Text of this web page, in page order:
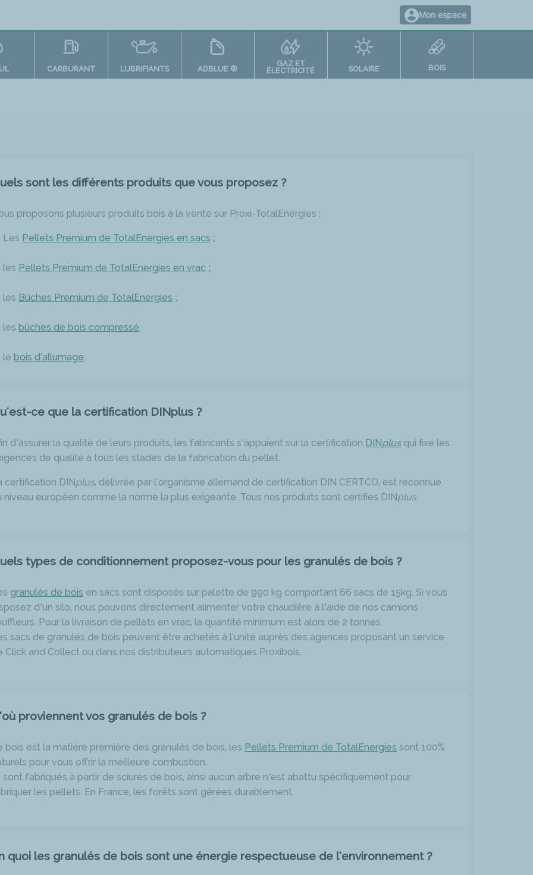
Mon espace
CARBURANT LUBRIFIANTS ADBLUE ®
GAZ ET
ÉLECTRICITÉ
SOLAIRE BOIS
sont les différents produits que vous proposez ?
proposons plusieurs produits bois à la vente sur Proxi-TotalEnergies :
Les Pellets Premium de TotalEnergies en sacs ;
les Pellets Premium de TotalEnergies en vrac ;
les Bûches Premium de TotalEnergies ;
lesbûches de bois compressé
lebois d'allumage
ce que la certification DINplus ?
d’assurer la qualité de leurs produits, les fabricants s’appuient sur la certification DINplusqui fixe les
de qualité à tous les stades de la fabrication du pellet.
certification DINplus, délivrée par l'organisme allemand de certification DIN CERTCO, est reconnue
niveau européen comme la norme la plus exigeante. Tous nos produits sont certifiés DINplus.
types de conditionnement proposez-vous pour les granulés de bois ?
granulés de bois en sacs sont disposés sur palette de 990 kg comportant 66 sacs de 15kg. Si vous
d’un silo, nous pouvons directement alimenter votre chaudière à l’aide de nos camions
Pour la livraison de pellets en vrac, la quantité minimum est alors de 2 tonnes.
sacs de granulés de bois peuvent être achetés à l'unité auprès des agences proposant un service
Click and Collect ou dans nos distributeurs automatiques Proxibois.
proviennent vos granulés de bois ?
bois est la matière première des granulés de bois, les Pellets Premium de TotalEnergies sont 100%
pour vous offrir la meilleure combustion.
sont fabriqués à partir de sciures de bois, ainsi aucun arbre n’est abattu spécifiquement pour
les pellets. En France, les forêts sont gérées durablement.
quoi les granulés de bois sont une énergie respectueuse de l’environnement ?